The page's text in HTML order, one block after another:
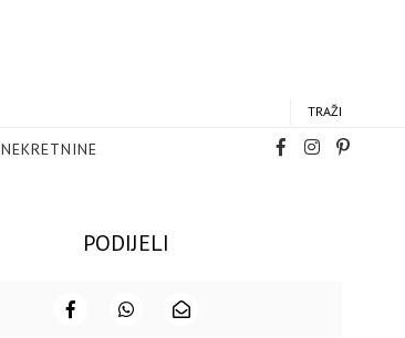
TRAŽI
NEKRETNINE
PODIJELI